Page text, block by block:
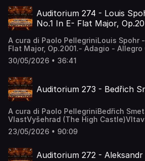
Auditorium 274 - Louis
No.1 In E- Flat Major, Op.20
A cura di Paolo PellegriniLouis Spohr
Flat Major, Op.2001.- Adagio -
Moto 03.- Scherzo: Allegro 04.-
STATE PHILHARMONIC
30/05/2026 • 36:41
Auditorium 273 - Bedřich
A cura di Paolo PellegriniBedřich
VlastVyšehrad (The High
(Female warrior)Z ceských luhu a háju
woods and fields)Tábor (Hussites
23/05/2026 • 90:09
Auditorium 272 -